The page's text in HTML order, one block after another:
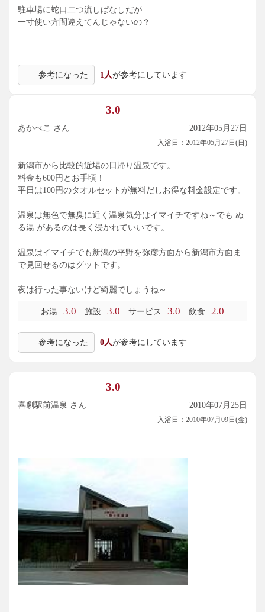
駐車場に蛇口二つ流しぱなしだが
一寸使い方間違えてんじゃないの？
参考になった 1人が参考にしています
3.0
あかべこ さん 2012年05月27日
入浴日：2012年05月27日(日)
新潟市から比較的近場の日帰り温泉です。
料金も600円とお手頃！
平日は100円のタオルセットが無料だしお得な料金設定です。
温泉は無色で無臭に近く温泉気分はイマイチですね～でも ぬ
る湯 があるのは長く浸かれていいです。
温泉はイマイチでも新潟の平野を弥彦方面から新潟市方面ま
で見回せるのはグットです。
夜は行った事ないけど綺麗でしょうね～
お湯 3.0 施設 3.0 サービス 3.0 飲食 2.0
参考になった 0人が参考にしています
3.0
喜劇駅前温泉 さん 2010年07月25日
入浴日：2010年07月09日(金)